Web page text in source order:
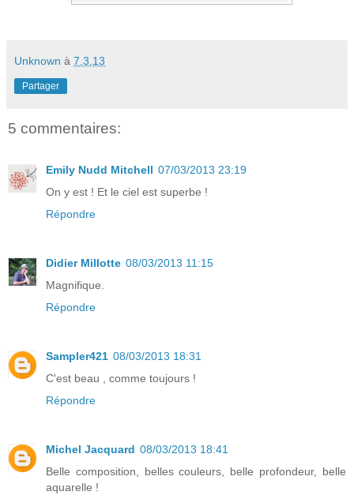
Unknown à 7.3.13
Partager
5 commentaires:
Emily Nudd Mitchell 07/03/2013 23:19
On y est ! Et le ciel est superbe !
Répondre
Didier Millotte 08/03/2013 11:15
Magnifique.
Répondre
Sampler421 08/03/2013 18:31
C'est beau , comme toujours !
Répondre
Michel Jacquard 08/03/2013 18:41
Belle composition, belles couleurs, belle profondeur, belle
aquarelle !